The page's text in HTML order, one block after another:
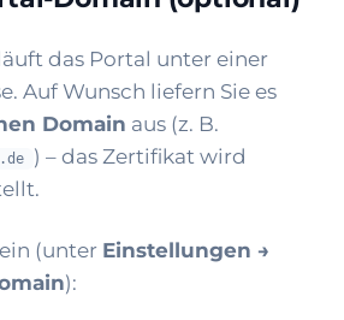
das Portal unter einer
Auf Wunsch liefern Sie es
Domain aus (z. B.
) – das Zertifikat wird
(unter Einstellungen →
):